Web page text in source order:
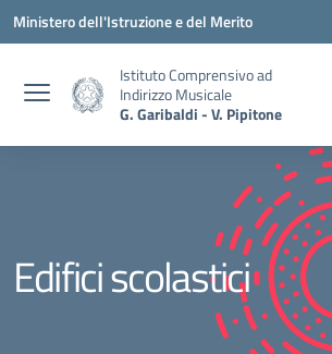
Vai ai contenuti
Vai al menu di navigazione
Vai al footer
Ministero dell'Istruzione e del Merito
Istituto Comprensivo ad
Indirizzo Musicale
G. Garibaldi - V. Pipitone
Edifici scolastici